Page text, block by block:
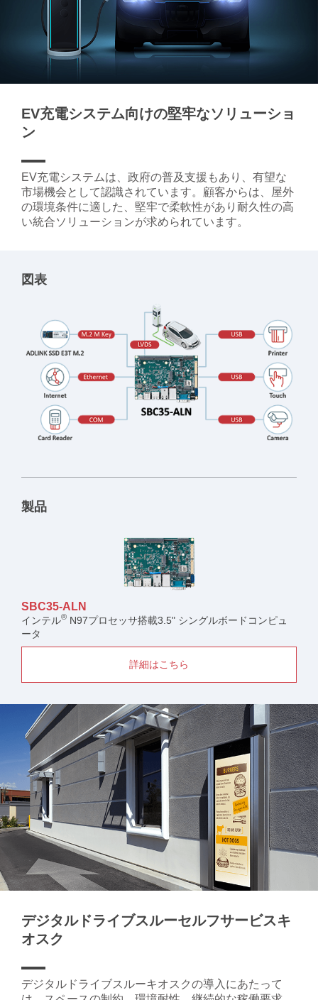
EV充電システム向けの堅牢なソリューショ
ン
EV充電システムは、政府の普及支援もあり、有望な
市場機会として認識されています。顧客からは、屋外
の環境条件に適した、堅牢で柔軟性があり耐久性の高
い統合ソリューションが求められています。
図表
製品
SBC35-ALN
インテル® N97プロセッサ搭載3.5" シングルボードコンピュ
ータ
詳細はこちら
デジタルドライブスルーセルフサービスキ
オスク
デジタルドライブスルーキオスクの導入にあたって